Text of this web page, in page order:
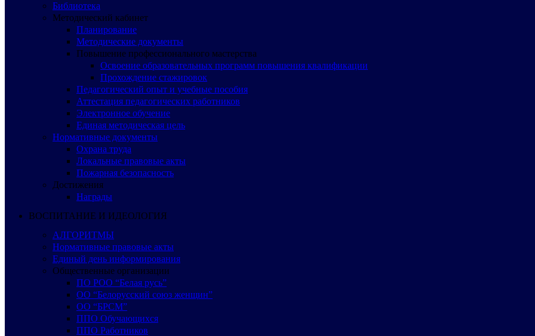
Библиотека
Методический кабинет
Планирование
Методические документы
Повышение профессионального мастерства
Освоение образовательных программ повышения квалификации
Прохождение стажировок
Педагогический опыт и учебные пособия
Аттестация педагогических работников
Электронное обучение
Единая методическая цель
Нормативные документы
Охрана труда
Локальные правовые акты
Пожарная безопасность
Достижения
Награды
ВОСПИТАНИЕ И ИДЕОЛОГИЯ
АЛГОРИТМЫ
Нормативные правовые акты
Единый день информирования
Общественные организации
ПО РОО “Белая русь”
ОО “Белорусский союз женщин”
ОО “БРСМ”
ППО Обучающихся
ППО Работников